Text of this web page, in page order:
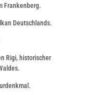
Frankenberg.
Deutschlands.
Rigi, historischer